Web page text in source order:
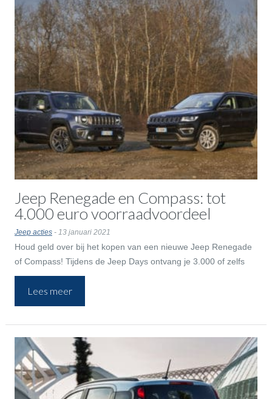
Jeep Renegade en Compass: tot
4.000 euro voorraadvoordeel
Jeep acties- 13 januari 2021
Houd geld over bij het kopen van een nieuwe Jeep Renegade
of Compass! Tijdens de Jeep Days ontvang je 3.000 of zelfs
4.000 euro voordeel op voorraadmodellen.
Lees meer